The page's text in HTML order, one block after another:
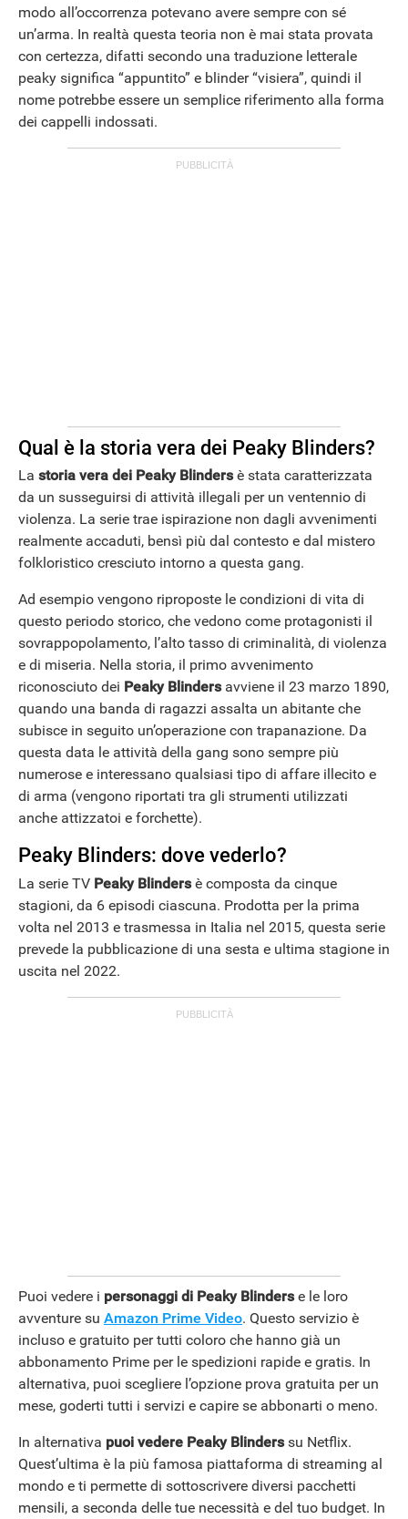
STREAMING E SERIE TV
modo all’occorrenza potevano avere sempre con sé
un’arma. In realtà questa teoria non è mai stata provata
con certezza, difatti secondo una traduzione letterale
peaky significa “appuntito” e blinder “visiera”, quindi il
nome potrebbe essere un semplice riferimento alla forma
dei cappelli indossati.
Qual è la storia vera dei Peaky Blinders?
La storia vera dei Peaky Blindersè stata caratterizzata
da un susseguirsi di attività illegali per un ventennio di
violenza. La serie trae ispirazione non dagli avvenimenti
realmente accaduti, bensì più dal contesto e dal mistero
folkloristico cresciuto intorno a questa gang.
Ad esempio vengono riproposte le condizioni di vita di
questo periodo storico, che vedono come protagonisti il
sovrappopolamento, l’alto tasso di criminalità, di violenza
e di miseria. Nella storia, il primo avvenimento
riconosciuto dei Peaky Blindersavviene il 23 marzo 1890,
quando una banda di ragazzi assalta un abitante che
subisce in seguito un’operazione con trapanazione. Da
questa data le attività della gang sono sempre più
numerose e interessano qualsiasi tipo di affare illecito e
di arma (vengono riportati tra gli strumenti utilizzati
anche attizzatoi e forchette).
Peaky Blinders: dove vederlo?
La serie TV Peaky Blindersè composta da cinque
stagioni, da 6 episodi ciascuna. Prodotta per la prima
volta nel 2013 e trasmessa in Italia nel 2015, questa serie
prevede la pubblicazione di una sesta e ultima stagione in
uscita nel 2022.
Puoi vedere i personaggi di Peaky Blinderse le loro
avventure su Amazon Prime Video. Questo servizio è
incluso e gratuito per tutti coloro che hanno già un
abbonamento Prime per le spedizioni rapide e gratis. In
alternativa, puoi scegliere l’opzione prova gratuita per un
mese, goderti tutti i servizi e capire se abbonarti o meno.
In alternativa puoi vedere Peaky Blinderssu Netflix.
Quest’ultima è la più famosa piattaforma di streaming al
mondo e ti permette di sottoscrivere diversi pacchetti
mensili, a seconda delle tue necessità e del tuo budget. In